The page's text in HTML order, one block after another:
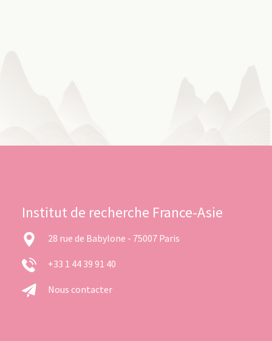
Institut de recherche France-Asie
28 rue de Babylone - 75007 Paris
+33 1 44 39 91 40
Nous contacter